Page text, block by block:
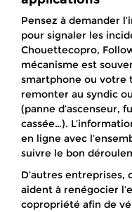
Pensez à demander
pour signaler les
Chouettecopro,
mécanisme est
smartphone ou votre
remonter au syndic
(panne d’ascenseur,
cassée…).
en ligne avec
suivre le bon
D’autres
aident à renégocier
copropriété afin de